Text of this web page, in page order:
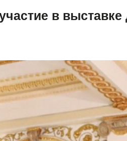
в выставке